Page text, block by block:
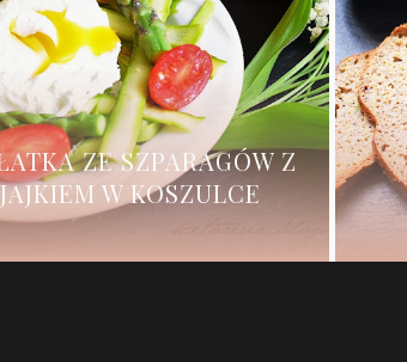
ZE SZPARAGÓW Z
JAJKIEM W KOSZULCE